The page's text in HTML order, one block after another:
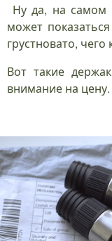
Ну да, на самом
может
грустновато, чего
Вот такие
внимание на цену.